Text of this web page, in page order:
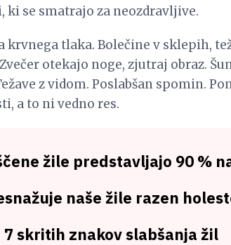
se smatrajo za neozdravljive.
krvnega tlaka. Bolečine v sklepih,
otekajo noge, zjutraj obraz.
z vidom. Poslabšan spomin.
a to ni vedno res.
žile predstavljajo 90 %
naše žile razen
skritih znakov slabšanja žil